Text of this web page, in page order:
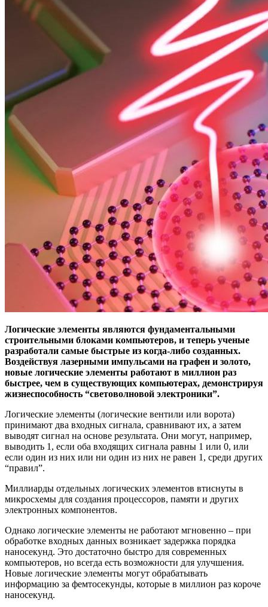
Логические элементы являются фундаментальными
строительными блоками компьютеров, и теперь ученые
разработали самые быстрые из когда-либо созданных.
Воздействуя лазерными импульсами на графен и золото,
новые логические элементы работают в миллион раз
быстрее, чем в существующих компьютерах, демонстрируя
жизнеспособность “световолновой электроники”.
Логические элементы (логические вентили или ворота)
принимают два входных сигнала, сравнивают их, а затем
выводят сигнал на основе результата. Они могут, например,
выводить 1, если оба входящих сигнала равны 1 или 0, или
если один из них или ни один из них не равен 1, среди других
“правил”.
Миллиарды отдельных логических элементов втиснуты в
микросхемы для создания процессоров, памяти и других
электронных компонентов.
Однако логические элементы не работают мгновенно – при
обработке входных данных возникает задержка порядка
наносекунд. Это достаточно быстро для современных
компьютеров, но всегда есть возможности для улучшения.
Новые логические элементы могут обрабатывать
информацию за фемтосекунды, которые в миллион раз короче
наносекунд.